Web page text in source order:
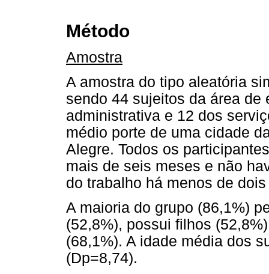
Método
Amostra
A amostra do tipo aleatória
sendo 44 sujeitos da área de
administrativa e 12 dos
médio porte de uma cidade
Alegre. Todos os
mais de seis meses e não
do trabalho há menos de
A maioria do grupo (86,1%)
(52,8%), possui filhos
(68,1%). A idade média dos
(Dp=8,74).